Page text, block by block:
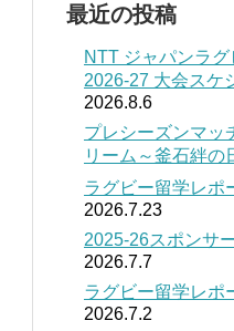
最近の投稿
NTT ジャパンラ
2026-27 大会スケ
2026.8.6
プレシーズンマッ
リーム～釜石絆の
ラグビー留学レポ
2026.7.23
2025-26スポンサ
2026.7.7
ラグビー留学レポ
2026.7.2